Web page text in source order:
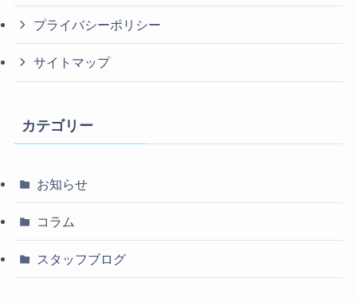
プライバシーポリシー
サイトマップ
カテゴリー
お知らせ
コラム
スタッフブログ